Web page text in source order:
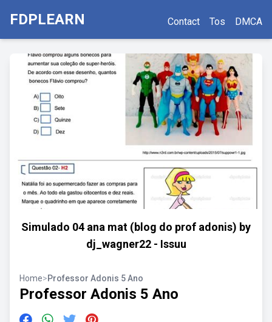
FDPLEARN Contact Tos DMCA
Simulado 04 ana mat (blog do prof adonis) by
dj_wagner22 - Issuu
Home>Professor Adonis 5 Ano
Professor Adonis 5 Ano